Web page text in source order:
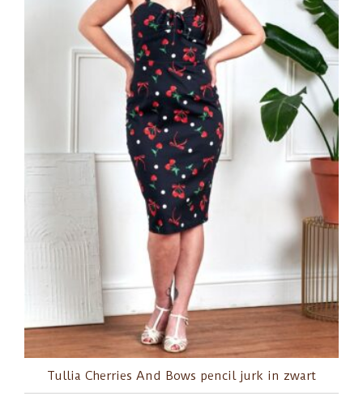
Tullia Cherries And Bows pencil jurk in zwart